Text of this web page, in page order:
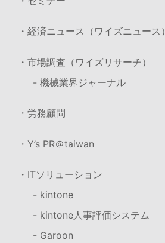
・経済ニュース（ワイズニュース）
・市場調査（ワイズリサーチ）
- 機械業界ジャーナル
・労務顧問
・Y’s PR＠taiwan
・ITソリューション
- kintone
- kintone人事評価システム
- Garoon